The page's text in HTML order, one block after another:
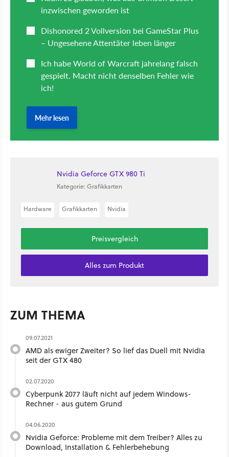
Nvidia Geforce GTX 980 Ti
Kategorie: Grafikkarten
Hardware Grafikkarten Nvidia
Preisvergleich
Alles zum Produkt
ZUM THEMA
09.07.2021
AMD als ewiger Zweiter? So lief das Duell mit Nvidia
seit der GTX 480
02.07.2020
Cyberpunk 2077 läuft nicht auf jedem Windows-
Rechner - aus gutem Grund
04.06.2020
Nvidia Geforce: Probleme mit dem Treiber? Alles zu
Download, Installation & Fehlerbehebung